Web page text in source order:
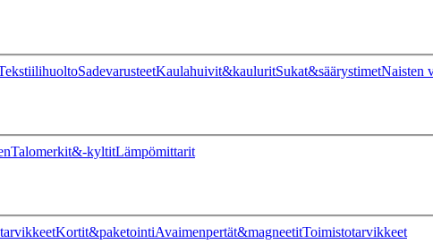
SadevarusteetKaulahuivit&kauluritSukat&säärystimetNaisten
Talomerkit&-kyltitLämpömittarit
Kortit&paketointiAvaimenpertät&magneetitToimistotarvikkeet